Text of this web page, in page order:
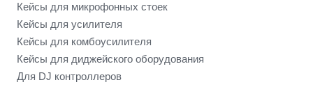
Кейсы для микрофонных стоек
Кейсы для усилителя
Кейсы для комбоусилителя
Кейсы для диджейского оборудования
Для DJ контроллеров